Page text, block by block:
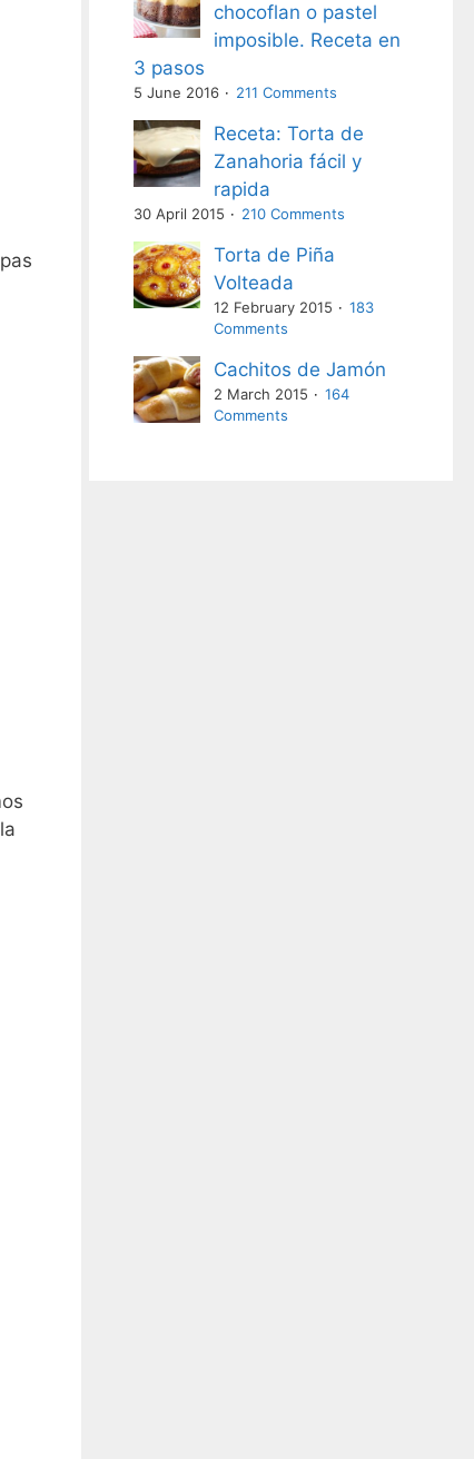
chocoflan o pastel
imposible. Receta en
3 pasos
5 June 2016 211 Comments
Receta: Torta de
Zanahoria fácil y
rapida
30 April 2015 210 Comments
Torta de Piña
Volteada
12 February 2015
183
Comments
Cachitos de Jamón
2 March 2015
164
Comments